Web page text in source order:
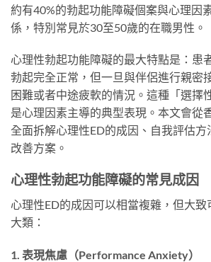
約有40%的勃起功能障礙個案與心理因
係，特別常見於30至50歲的在職男性。
心理性勃起功能障礙的最大特點是：患
勃起完全正常，但一旦與伴侶進行親密
困難或者中途疲軟的情況。這種「選擇
是心理因素主導的典型表現。本文會從
全面拆解心理性ED的成因、自我評估方
改善方案。
心理性勃起功能障礙的常見成因
心理性ED的成因可以相當複雜，但大致
大類：
1. 表現焦慮（Performance Anxiety）